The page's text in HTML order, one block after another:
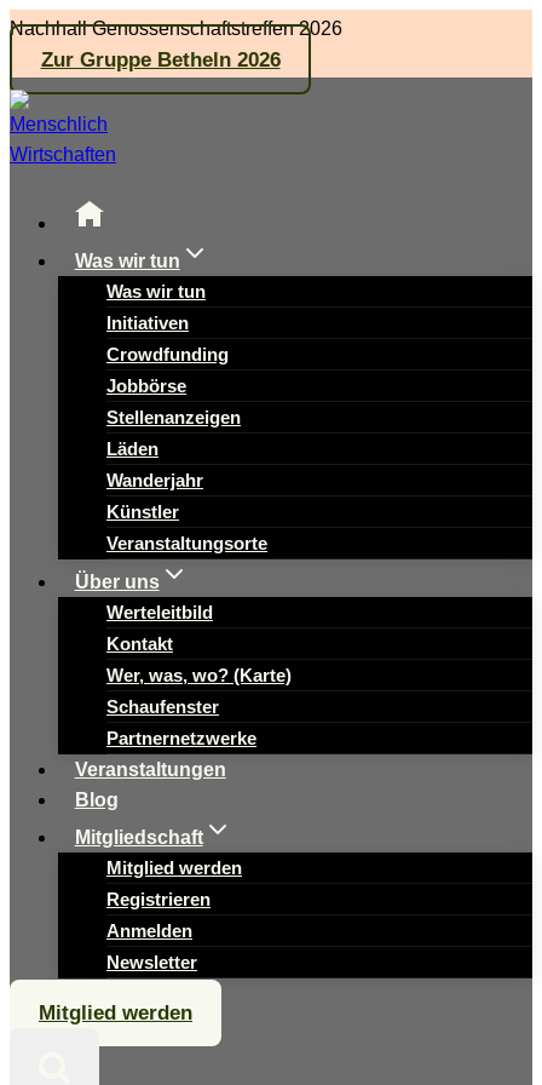
Zum
Inhalt
springen
Nachhall Genossenschaftstreffen 2026
Zur Gruppe Betheln 2026
Was wir tun
Was wir tun
Initiativen
Crowdfunding
Jobbörse
Stellenanzeigen
Läden
Wanderjahr
Künstler
Veranstaltungsorte
Über uns
Werteleitbild
Kontakt
Wer, was, wo? (Karte)
Schaufenster
Partnernetzwerke
Veranstaltungen
Blog
Mitgliedschaft
Mitglied werden
Registrieren
Anmelden
Newsletter
Mitglied werden